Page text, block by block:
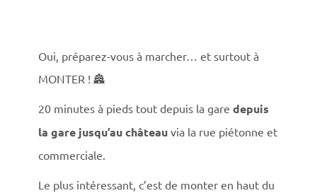
Oui, préparez-vous à marcher… et surtout à
MONTER ! 🏯
20 minutes à pieds tout depuis la gare depuis
la gare jusqu’au château via la rue piétonne et
commerciale.
Le plus intéressant, c’est de monter en haut du